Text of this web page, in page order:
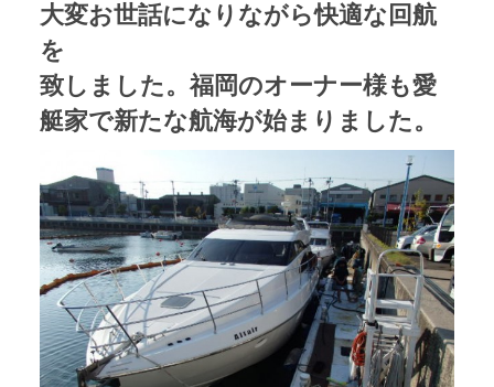
大変お世話になりながら快適な回航
を
致しました。福岡のオーナー様も愛
艇家で新たな航海が始まりました。